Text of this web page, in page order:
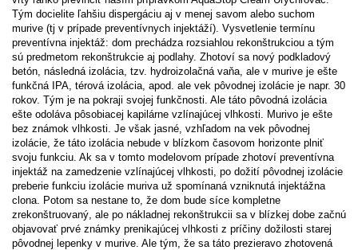
Tým docielite ľahšiu dispergáciu aj v menej savom alebo suchom
murive (tj v prípade preventívnych injektáží). Vysvetlenie termínu
preventívna injektáž: dom prechádza rozsiahlou rekonštrukciou a tým
sú predmetom rekonštrukcie aj podlahy. Zhotoví sa nový podkladový
betón, následná izolácia, tzv. hydroizolačná vaňa, ale v murive je ešte
funkčná IPA, térová izolácia, apod. ale vek pôvodnej izolácie je napr. 30
rokov. Tým je na pokraji svojej funkčnosti. Ale táto pôvodná izolácia
ešte odoláva pôsobiacej kapilárne vzlínajúcej vlhkosti. Murivo je ešte
bez známok vlhkosti. Je však jasné, vzhľadom na vek pôvodnej
izolácie, že táto izolácia nebude v blízkom časovom horizonte plniť
svoju funkciu. Ak sa v tomto modelovom prípade zhotoví preventívna
injektáž na zamedzenie vzlínajúcej vlhkosti, po dožití pôvodnej izolácie
preberie funkciu izolácie muriva už spomínaná vzniknutá injektážna
clona. Potom sa nestane to, že dom bude síce kompletne
zrekonštruovaný, ale po nákladnej rekonštrukcii sa v blízkej dobe začnú
objavovať prvé známky prenikajúcej vlhkosti z príčiny dožilosti starej
pôvodnej lepenky v murive. Ale tým, že sa táto prezieravo zhotovená